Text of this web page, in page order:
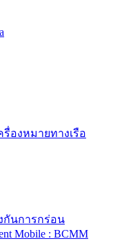
องหมายทางเรือ
งกันการกร่อน
Mobile : BCMM